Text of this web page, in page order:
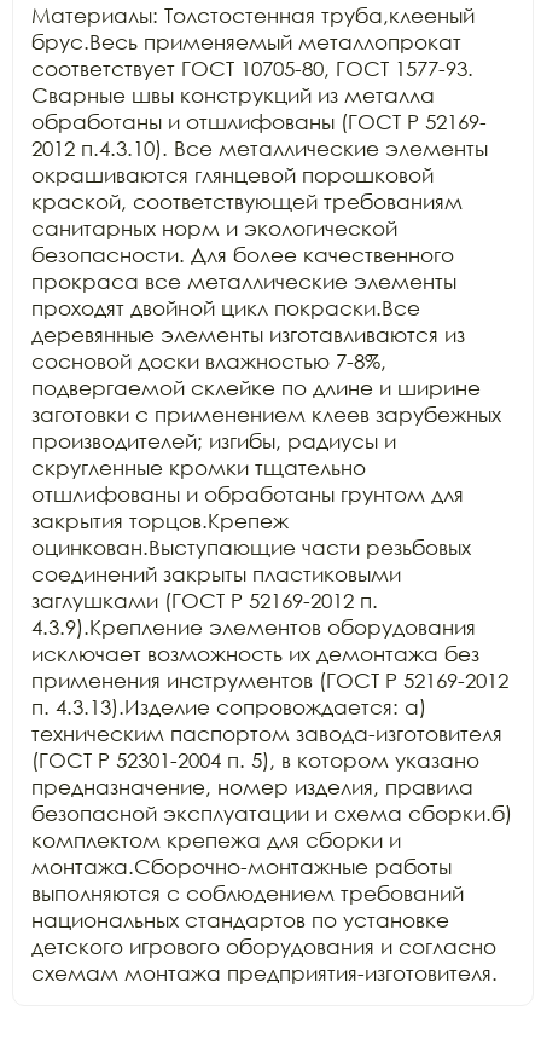
Материалы: Толстостенная труба,клееный
брус.Весь применяемый металлопрокат
соответствует ГОСТ 10705-80, ГОСТ 1577-93.
Сварные швы конструкций из металла
обработаны и отшлифованы (ГОСТ Р 52169-
2012 п.4.3.10). Все металлические элементы
окрашиваются глянцевой порошковой
краской, соответствующей требованиям
санитарных норм и экологической
безопасности. Для более качественного
прокраса все металлические элементы
проходят двойной цикл покраски.Все
деревянные элементы изготавливаются из
сосновой доски влажностью 7-8%,
подвергаемой склейке по длине и ширине
заготовки с применением клеев зарубежных
производителей; изгибы, радиусы и
скругленные кромки тщательно
отшлифованы и обработаны грунтом для
закрытия торцов.Крепеж
оцинкован.Выступающие части резьбовых
соединений закрыты пластиковыми
заглушками (ГОСТ Р 52169-2012 п.
4.3.9).Крепление элементов оборудования
исключает возможность их демонтажа без
применения инструментов (ГОСТ Р 52169-2012
п. 4.3.13).Изделие сопровождается: а)
техническим паспортом завода-изготовителя
(ГОСТ Р 52301-2004 п. 5), в котором указано
предназначение, номер изделия, правила
безопасной эксплуатации и схема сборки.б)
комплектом крепежа для сборки и
монтажа.Сборочно-монтажные работы
выполняются с соблюдением требований
национальных стандартов по установке
детского игрового оборудования и согласно
схемам монтажа предприятия-изготовителя.